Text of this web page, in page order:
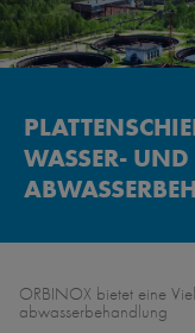
WASSER- UND
ORBINOX bietet eine
abwasserbehandlung